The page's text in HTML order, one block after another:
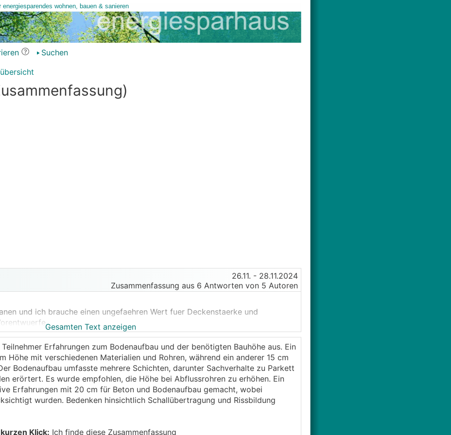
Suchen
26.11. - 28.11.2024
Zusammenfassung aus 6 Antworten von 5 Autoren
und ich brauche einen ungefaehren Wert fuer Deckenstaerke und
mitBKA) und Fussbodenaufbau (mit Fussbodenheizung) insgesamt
~15cm Fussbodenaufbau).
haette ich insgesamt 35cm genommen.
auf den cm genau sein werde, aber klingen diese Werte einigermassen
Gesamten Text anzeigen
Erfahrungen zum Bodenaufbau und der benötigten Bauhöhe aus. Ein
Höhe mit verschiedenen Materialien und Rohren, während ein anderer 15 cm
Bodenaufbau umfasste mehrere Schichten, darunter Sachverhalte zu Parkett
erörtert. Es wurde empfohlen, die Höhe bei Abflussrohren zu erhöhen. Ein
Erfahrungen mit 20 cm für Beton und Bodenaufbau gemacht, wobei
wurden. Bedenken hinsichtlich Schallübertragung und Rissbildung
Klick: Ich finde diese Zusammenfassung